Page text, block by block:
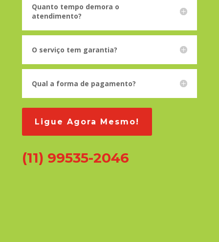
Quanto tempo demora o
atendimento?
O serviço tem garantia?
Qual a forma de pagamento?
Ligue Agora Mesmo!
(11) 99535-2046